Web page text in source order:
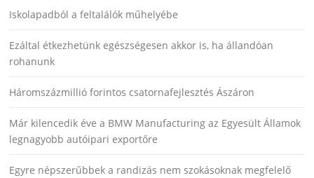
Iskolapadból a feltalálók műhelyébe
Ezáltal étkezhetünk egészségesen akkor is, ha állandóan
rohanunk
Háromszázmillió forintos csatornafejlesztés Ászáron
Már kilencedik éve a BMW Manufacturing az Egyesült Államok
legnagyobb autóipari exportőre
Egyre népszerűbbek a randizás nem szokásoknak megfelelő